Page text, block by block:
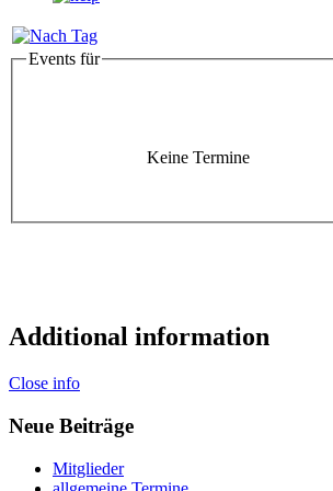
Events für
Keine Termine
Additional information
Close info
Neue Beiträge
Mitglieder